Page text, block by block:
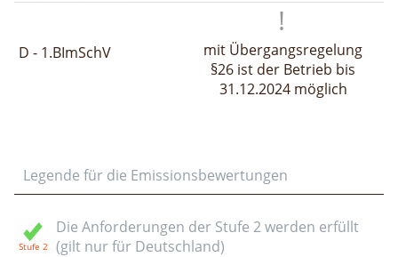
D - 1.BImSchV
mit Übergangsregelung
§26 ist der Betrieb bis
31.12.2024 möglich
Legende für die Emissionsbewertungen
Die Anforderungen der Stufe 2 werden erfüllt
(gilt nur für Deutschland)